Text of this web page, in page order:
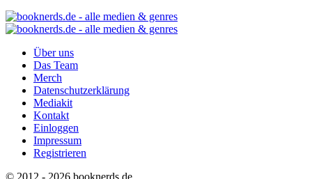
Über uns
Das Team
Merch
Datenschutzerklärung
Mediakit
Kontakt
Einloggen
Impressum
Registrieren